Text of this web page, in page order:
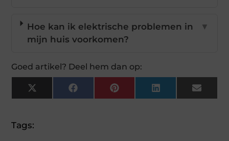
Hoe kan ik elektrische problemen in
mijn huis voorkomen?
▼
Goed artikel? Deel hem dan op:
X
(Twitter)
FacebookPinterestLinkedInEmail
Tags: